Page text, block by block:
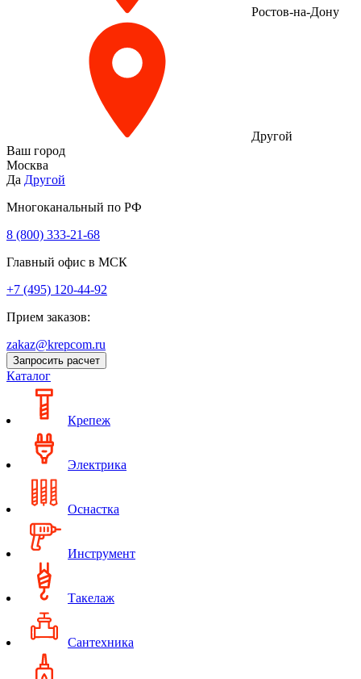
Ростов-на-Дону
Другой
Ваш город
Москва
Да Другой
Многоканальный по РФ
8 (800) 333‑21-68
Главный офис в МСК
+7 (495) 120-44-92
Прием заказов:
zakaz@krepcom.ru
Запросить расчет
Каталог
Крепеж
Электрика
Оснастка
Инструмент
Такелаж
Сантехника